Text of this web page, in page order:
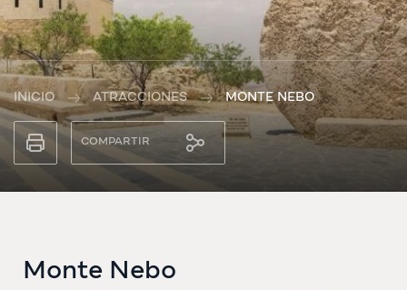
INICIO ATRACCIONES MONTE NEBO
COMPARTIR
Monte Nebo